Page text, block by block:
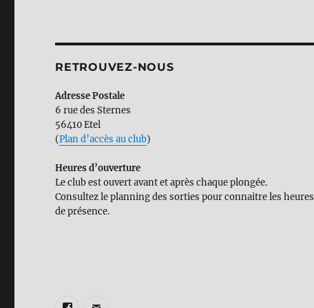
RETROUVEZ-NOUS
Adresse Postale
6 rue des Sternes
56410 Etel
(Plan d’accès au club)
Heures d’ouverture
Le club est ouvert avant et après chaque plongée.
Consultez le planning des sorties pour connaitre les heures
de présence.